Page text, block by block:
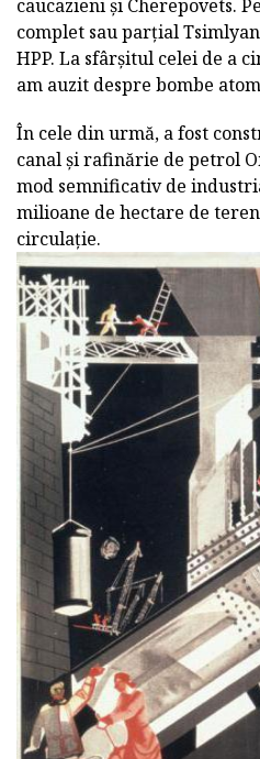
caucazieni și Cherepovets.
complet sau parțial
HPP. La sfârșitul celei de a
am auzit despre bombe
În cele din urmă, a fost
canal și rafinărie de petrol
mod semnificativ de
milioane de hectare de
circulație.